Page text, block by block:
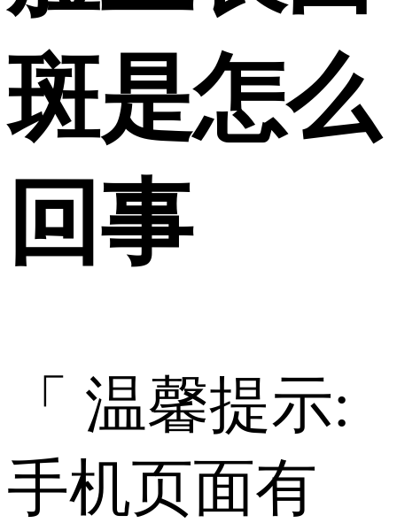
斑是怎么
回事
「 温馨提示:
手机页面有